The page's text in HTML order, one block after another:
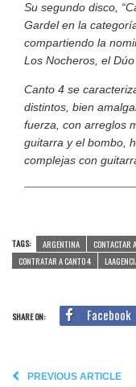
Su segundo disco,
Gardel en la
compartiendo la
Los Nocheros, el
Canto 4 se
distintos, bien
fuerza, con arreglos
guitarra y el bombo,
complejas con
TAGS: ARGENTINA CONTACTAR
CONTRATAR A CANTO 4
SHARE ON: Facebook
PREVIOUS ARTICLE